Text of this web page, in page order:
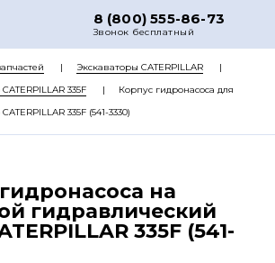
8 (800) 555-86-73
Звонок бесплатный
О НАС
КАТАЛОГ ЗАПЧАСТЕЙ
РЕМОНТ
ЦЕНЫ
КОНТАКТЫ
Экскаваторы CATERPILLAR
335F
Корпус гидронасоса для
335F (541-3330)
на
гидравлический
335F (541-